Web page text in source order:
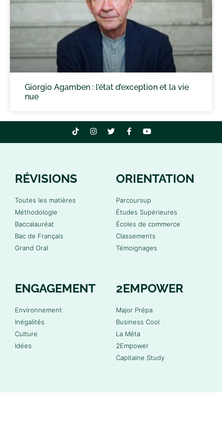
Giorgio Agamben : l’état d’exception et la vie
nue
RÉVISIONS
Toutes les matières
Méthodologie
Baccalauréat
Bac de Français
Grand Oral
ORIENTATION
Parcoursup
Études Supérieures
Écoles de commerce
Classements
Témoignages
ENGAGEMENT
Environnement
Inégalités
Culture
Idées
2EMPOWER
Major Prépa
Business Cool
La Méta
2Empower
Capitaine Study